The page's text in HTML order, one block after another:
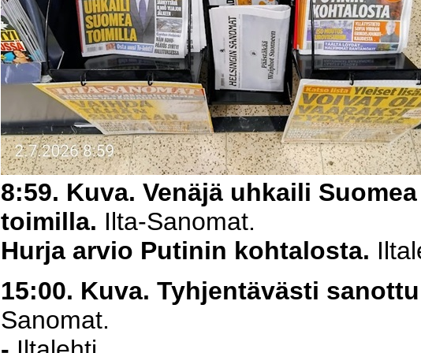
8:59. Kuva. Venäjä uhkaili Suomea
toimilla. Ilta-Sanomat.
Hurja arvio Putinin kohtalosta.
15:00. Kuva. Tyhjentävästi
Sanomat.